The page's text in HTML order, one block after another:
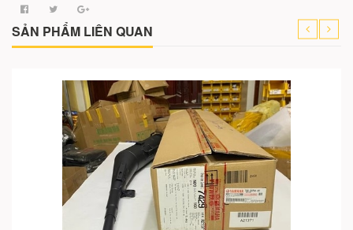
SẢN PHẨM LIÊN QUAN